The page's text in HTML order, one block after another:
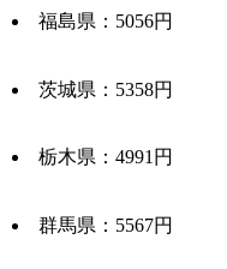
福島県：5056円
茨城県：5358円
栃木県：4991円
群馬県：5567円